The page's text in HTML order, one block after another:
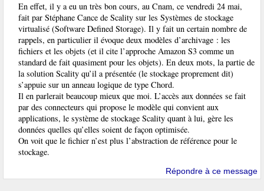
En effet, il y a eu un très bon cours, au Cnam, ce vendredi 24 mai,
fait par Stéphane Cance de Scality sur les Systèmes de stockage
virtualisé (Software Defined Storage). Il y fait un certain nombre de
rappels, en particulier il évoque deux modèles d’archivage : les
fichiers et les objets (et il cite l’approche Amazon S3 comme un
standard de fait quasiment pour les objets). En deux mots, la partie de
la solution Scality qu’il a présentée (le stockage proprement dit)
s’appuie sur un anneau logique de type Chord.
Il en parlerait beaucoup mieux que moi. L’accès aux données se fait
par des connecteurs qui propose le modèle qui convient aux
applications, le système de stockage Scality quant à lui, gère les
données quelles qu’elles soient de façon optimisée.
On voit que le fichier n’est plus l’abstraction de référence pour le
stockage.
Répondre à ce message